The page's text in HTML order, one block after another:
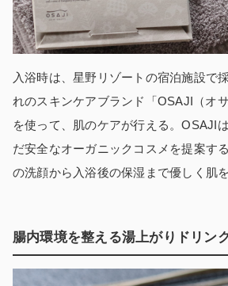
入浴時は、星野リゾートの宿泊施設で
れのスキンケアブランド「OSAJI（オ
を使って、肌のケアが行える。OSAJI
だ安全なオーガニックコスメを提案す
の洗顔から入浴後の保湿まで優しく肌を
腸内環境を整える湯上がりドリン